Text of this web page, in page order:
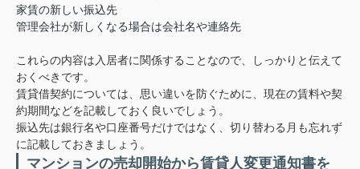
家賃の新しい振込先
管理会社が新しくなる場合は会社名や連絡先
これらの内容は入居者に関係することなので、しっかりと伝えて
おくべきです。
賃貸借契約については、思い違いを防ぐために、現在の賃料や契
約期間などを記載しておく良いでしょう。
振込先は銀行名や口座番号だけではなく、切り替わる月も忘れず
に記載しておきましょう。
マンションの売却開始から賃貸人変更通知書を